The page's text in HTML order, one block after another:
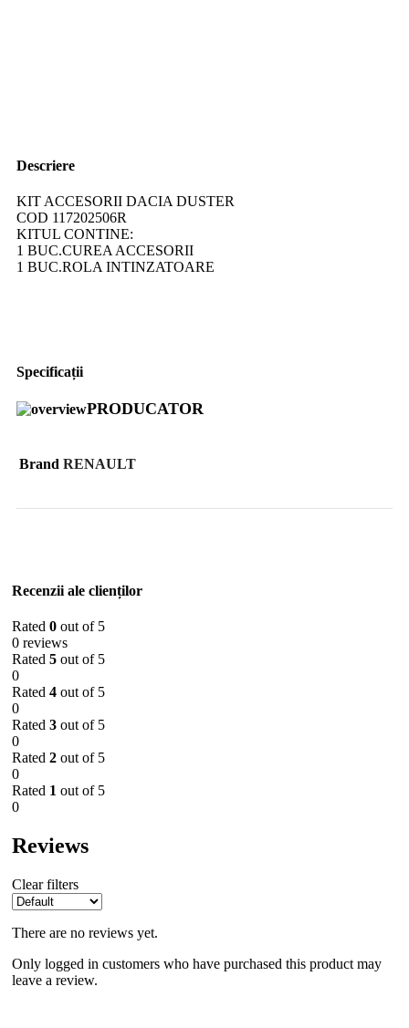
Descriere
KIT ACCESORII DACIA DUSTER
COD 117202506R
KITUL CONTINE:
1 BUC.CUREA ACCESORII
1 BUC.ROLA INTINZATOARE
Specificații
PRODUCATOR
Brand RENAULT
Recenzii ale clienților
Rated 0 out of 5
0 reviews
Rated 5 out of 5
0
Rated 4 out of 5
0
Rated 3 out of 5
0
Rated 2 out of 5
0
Rated 1 out of 5
0
Reviews
Clear filters
There are no reviews yet.
Only logged in customers who have purchased this product may
leave a review.